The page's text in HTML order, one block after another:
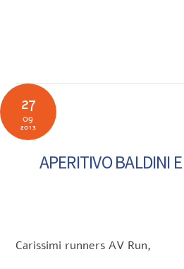
27
09
2013
APERITIVO BALDINI
Carissimi runners AV Run,